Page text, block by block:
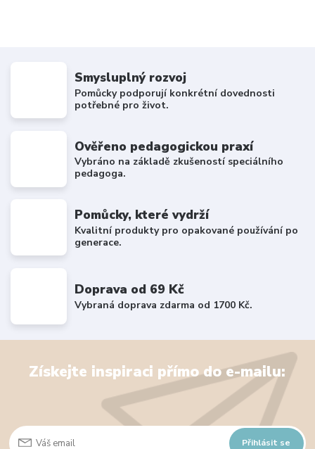
Smysluplný rozvoj
Pomůcky podporují konkrétní dovednosti
potřebné pro život.
Ověřeno pedagogickou praxí
Vybráno na základě zkušeností speciálního
pedagoga.
Pomůcky, které vydrží
Kvalitní produkty pro opakované používání po
generace.
Doprava od 69 Kč
Vybraná doprava zdarma od 1700 Kč.
Získejte inspiraci přímo do e-mailu:
Přihlásit se